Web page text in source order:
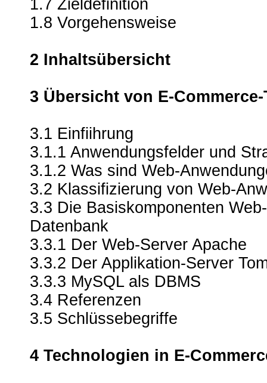
1.7 Zieldefinition
1.8 Vorgehensweise
2 Inhaltsübersicht
3 Übersicht von E-
3.1 Einfiihrung
3.1.1 Anwendungsfelder und
3.1.2 Was sind Web-
3.2 Klassifizierung von Web-
3.3 Die Basiskomponenten
Datenbank
3.3.1 Der Web-Server Apache
3.3.2 Der Applikation-Server
3.3.3 MySQL als DBMS
3.4 Referenzen
3.5 Schlüssebegriffe
4 Technologien in E-